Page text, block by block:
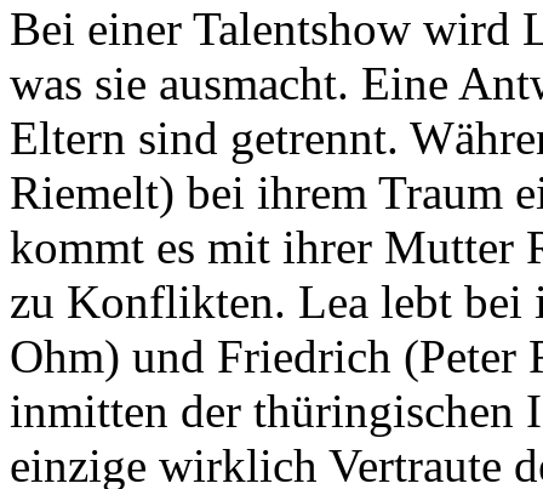
Bei einer Talentshow wird
was sie ausmacht. Eine
Eltern sind getrennt.
Riemelt) bei ihrem Traum
kommt es mit ihrer Mutter
zu Konflikten. Lea lebt bei
Ohm) und Friedrich (Peter
inmitten der thüringischen
einzige wirklich Vertraute